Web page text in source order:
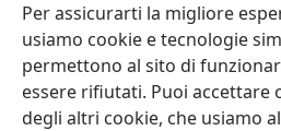
Per assicurarti la migliore
usiamo cookie e tecnologie
permettono al sito di
essere rifiutati. Puoi accettare
degli altri cookie, che usiamo
*